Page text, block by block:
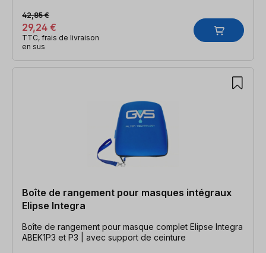
29,24 €
42,85 €
TTC, frais de livraison
en sus
Boîte de rangement pour masques intégraux
Elipse Integra
Boîte de rangement pour masque complet Elipse Integra
ABEK1P3 et P3 | avec support de ceinture